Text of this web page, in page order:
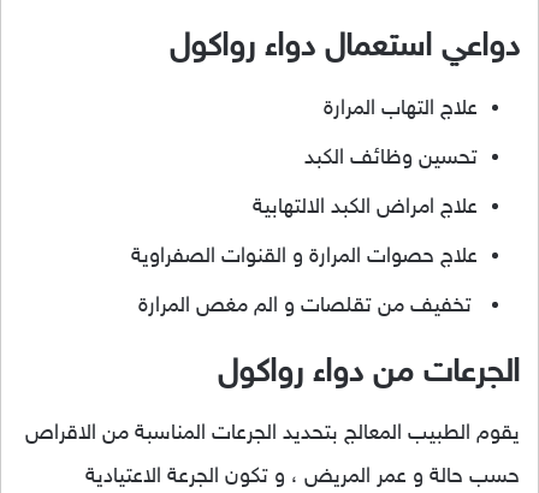
دواعي استعمال دواء رواكول
علاج التهاب المرارة
تحسين وظائف الكبد
علاج امراض الكبد الالتهابية
علاج حصوات المرارة و القنوات الصفراوية
تخفيف من تقلصات و الم مغص المرارة
الجرعات من دواء رواكول
يقوم الطبيب المعالج بتحديد الجرعات المناسبة من الاقراص
حسب حالة و عمر المريض ، و تكون الجرعة الاعتيادية